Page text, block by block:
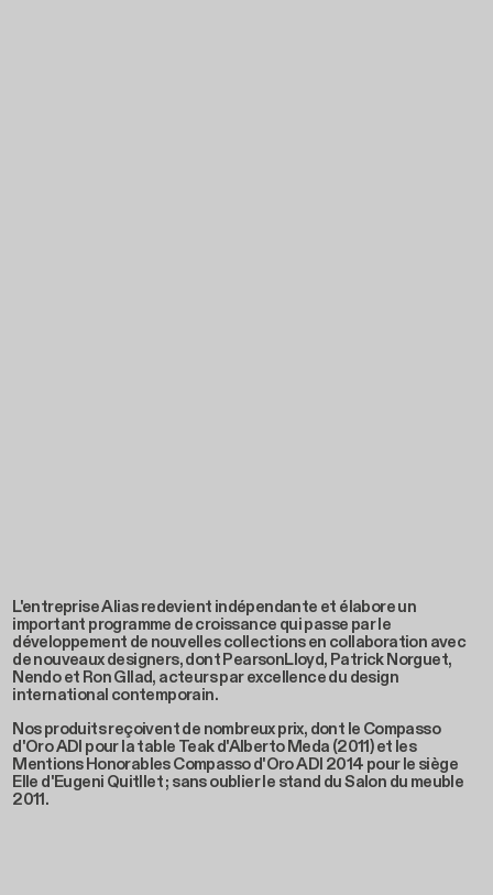
L'entreprise Alias redevient indépendante et élabore un
important programme de croissance qui passe par le
développement de nouvelles collections en collaboration avec
de nouveaux designers, dont PearsonLloyd, Patrick Norguet,
Nendo et Ron GIlad, acteurs par excellence du design
international contemporain.
Nos produits reçoivent de nombreux prix, dont le Compasso
d'Oro ADI pour la table Teak d'Alberto Meda (2011) et les
Mentions Honorables Compasso d'Oro ADI 2014 pour le siège
Elle d'Eugeni Quitllet ; sans oublier le stand du Salon du meuble
2011.